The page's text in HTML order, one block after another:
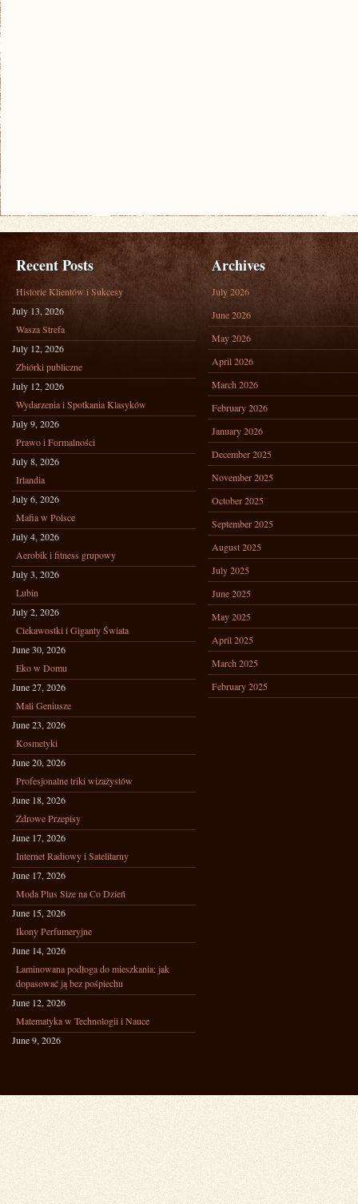
Recent Posts
Historie Klientów i Sukcesy
July 13, 2026
Wasza Strefa
July 12, 2026
Zbiórki publiczne
July 12, 2026
Wydarzenia i Spotkania Klasyków
July 9, 2026
Prawo i Formalności
July 8, 2026
Irlandia
July 6, 2026
Mafia w Polsce
July 4, 2026
Aerobik i fitness grupowy
July 3, 2026
Lubin
July 2, 2026
Ciekawostki i Giganty Świata
June 30, 2026
Eko w Domu
June 27, 2026
Mali Geniusze
June 23, 2026
Kosmetyki
June 20, 2026
Profesjonalne triki wizażystów
June 18, 2026
Zdrowe Przepisy
June 17, 2026
Internet Radiowy i Satelitarny
June 17, 2026
Moda Plus Size na Co Dzień
June 15, 2026
Ikony Perfumeryjne
June 14, 2026
Laminowana podłoga do mieszkania: jak
dopasować ją bez pośpiechu
June 12, 2026
Matematyka w Technologii i Nauce
June 9, 2026
Archives
July 2026
June 2026
May 2026
April 2026
March 2026
February 2026
January 2026
December 2025
November 2025
October 2025
September 2025
August 2025
July 2025
June 2025
May 2025
April 2025
March 2025
February 2025